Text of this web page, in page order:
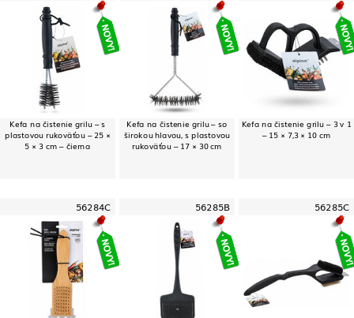
Kefa na čistenie grilu – s
plastovou rukoväťou – 25 ×
5 × 3 cm – čierna
Kefa na čistenie grilu – so
širokou hlavou, s plastovou
rukoväťou – 17 × 30 cm
Kefa na čistenie grilu – 3 v 1
– 15 × 7,3 × 10 cm
56284C 56285B 56285C